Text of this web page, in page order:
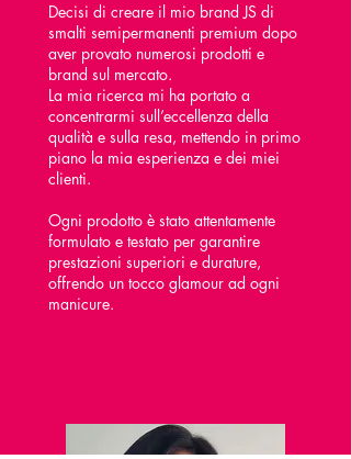
Decisi di creare il mio brand JS di
smalti semipermanenti premium dopo
aver provato numerosi prodotti e
brand sul mercato.
La mia ricerca mi ha portato a
concentrarmi sull’eccellenza della
qualità e sulla resa, mettendo in primo
piano la mia esperienza e dei miei
clienti.
Ogni prodotto è stato attentamente
formulato e testato per garantire
prestazioni superiori e durature,
offrendo un tocco glamour ad ogni
manicure.